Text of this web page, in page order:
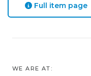
Full item page
WE ARE AT: